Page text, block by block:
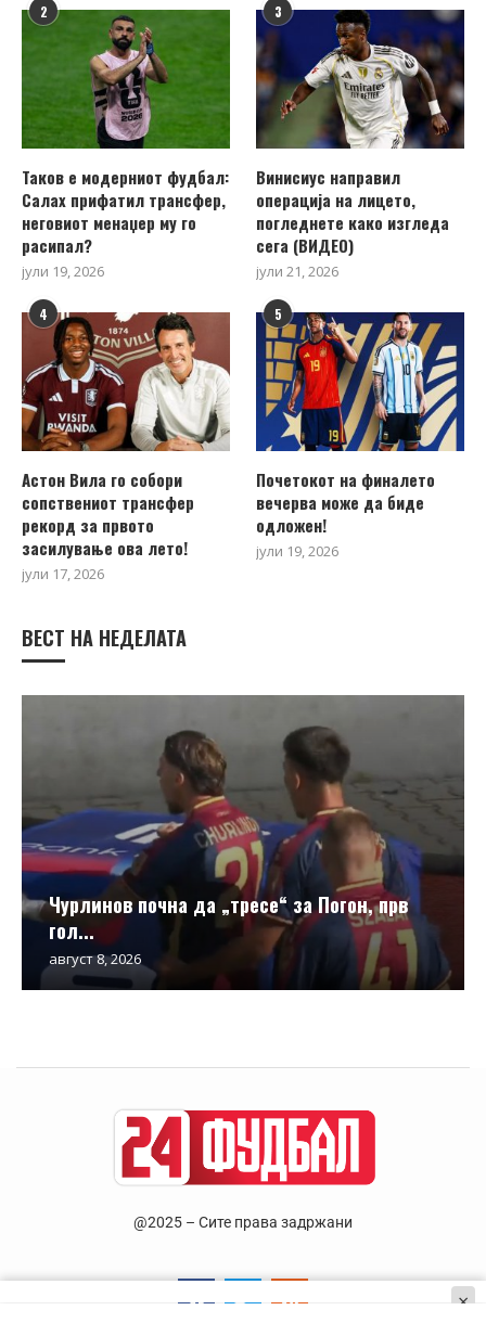
2
Таков е модерниот фудбал:
Салах прифатил трансфер,
неговиот менаџер му го
расипал?
јули 19, 2026
3
Винисиус направил
операција на лицето,
погледнете како изгледа
сега (ВИДЕО)
јули 21, 2026
4
Астон Вила го собори
сопствениот трансфер
рекорд за првото
засилување ова лето!
јули 17, 2026
5
Почетокот на финалето
вечерва може да биде
одложен!
јули 19, 2026
ВЕСТ НА НЕДЕЛАТА
Чурлинов почна да „тресе“ за Погон, прв
гол...
август 8, 2026
@2025 – Сите права задржани
×